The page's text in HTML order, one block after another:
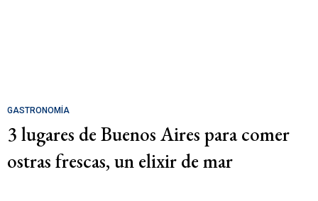
GASTRONOMÍA
3 lugares de Buenos Aires para comer
ostras frescas, un elixir de mar